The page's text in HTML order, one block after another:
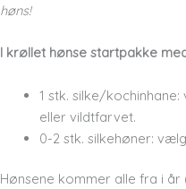
høns!
I krøllet hønse startpakke
1 stk. silke/
eller vildtfarvet.
0-2 stk. silkehøner:
Hønsene kommer alle fra i